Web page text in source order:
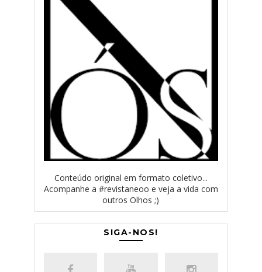
Conteúdo original em formato coletivo...
Acompanhe a #revistaneoo e veja a vida com
outros Olhos ;)
SIGA-NOS!